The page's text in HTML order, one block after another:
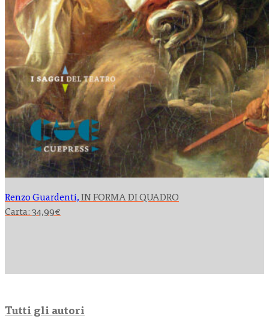
Renzo Guardenti,IN FORMA DI QUADRO
Carta: 34,99€
Tutti gli autori